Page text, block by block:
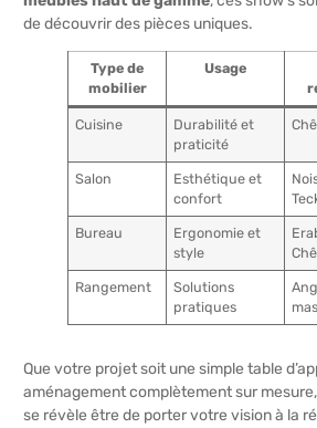
de découvrir des pièces uniques.
Type de
mobilier
Usage
Cuisine
Durabilité et
praticité
Salon
Esthétique et
confort
Bureau
Ergonomie et
style
Rangement
Solutions
pratiques
Que votre projet soit une simple table
aménagement complètement sur mesure,
se révèle être de porter votre vision à la